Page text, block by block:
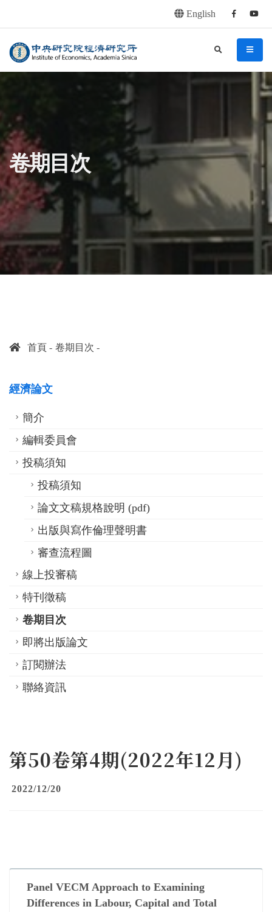
English Facebook
中央研究院經濟研究所 menu
search
卷期目次
首頁 卷期目次
經濟論文
簡介
編輯委員會
投稿須知
投稿須知
論文文稿規格說明 (pdf)
出版與寫作倫理聲明書
審查流程圖
線上投審稿
特刊徵稿
卷期目次
即將出版論文
訂閱辦法
聯絡資訊
第50卷第4期(2022年12月)
2022/12/20
Panel VECM Approach to Examining
Differences in Labour, Capital and Total